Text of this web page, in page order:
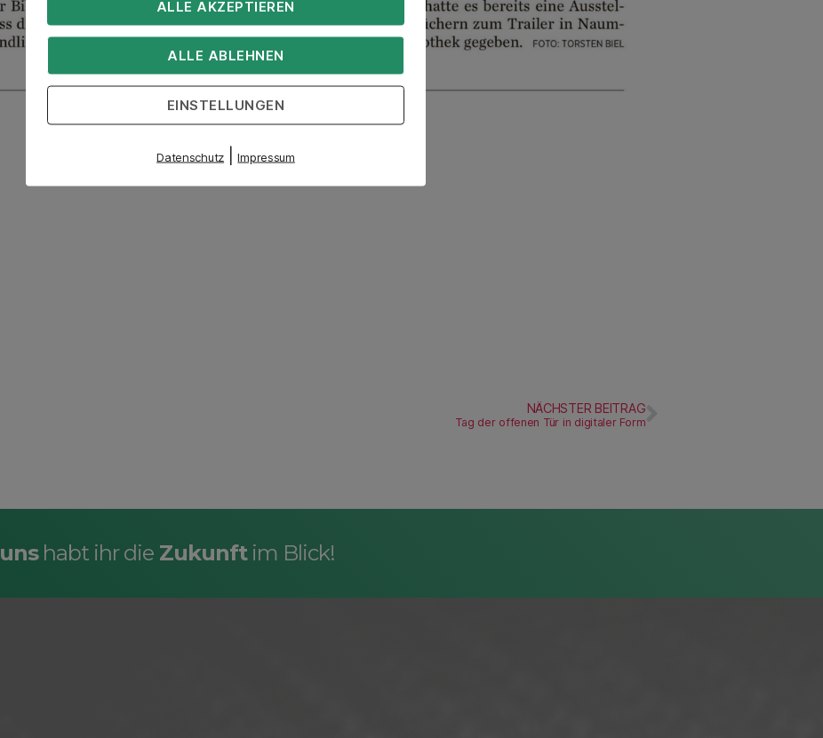
NÄCHSTER BEITRAG
Tag der offenen Tür in digitaler Form
unshabt ihr die Zukunftim Blick!
ALLE AKZEPTIEREN
ALLE ABLEHNEN
EINSTELLUNGEN
Datenschutz |Impressum